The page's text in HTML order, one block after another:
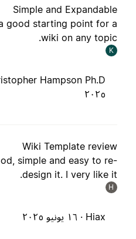
Simple and
a good starting point for
wiki on any
Christopher Hampson Ph.D ·
٢٠٢٥
Wiki Template
good, simple and easy to
design it. I very like
١٦ يونيو ٢٠٢٥